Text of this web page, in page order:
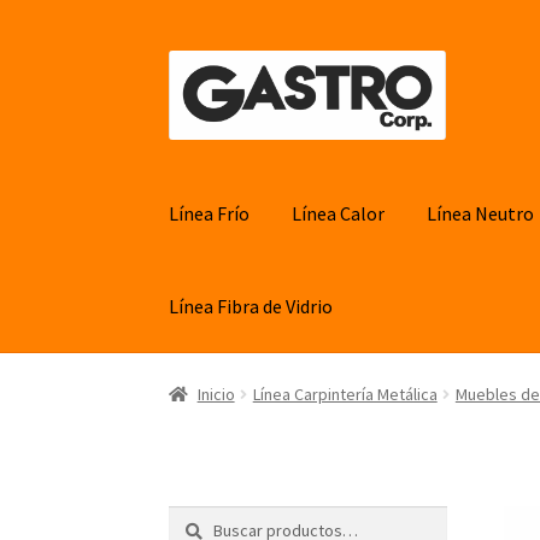
al
contenido
Línea Frío Línea Calor Línea Neutro
Línea Fibra de Vidrio
Inicio Línea Carpintería Metálica Muebles
Buscar
Buscar